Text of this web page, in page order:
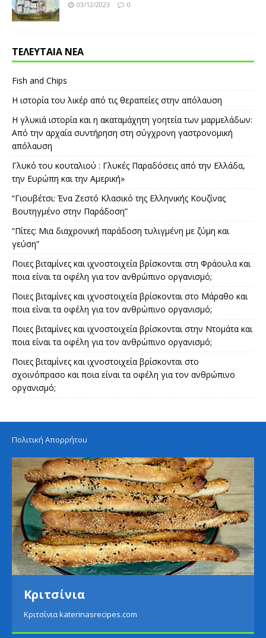
03/12/2023 0
ΤΕΛΕΥΤΑΙΑ ΝΕΑ
Fish and Chips
Η ιστορία του λικέρ από τις θεραπείες στην απόλαυση
Η γλυκιά ιστορία και η ακαταμάχητη γοητεία των μαρμελάδων:
Από την αρχαία συντήρηση στη σύγχρονη γαστρονομική
απόλαυση
Γλυκό του κουταλιού : Γλυκές Παραδόσεις από την Ελλάδα,
την Ευρώπη και την Αμερική»
“Γιουβέτσι: Ένα Ζεστό Κλασικό της Ελληνικής Κουζίνας
Βουτηγμένο στην Παράδοση”
“Πίτες: Μια διαχρονική παράδοση τυλιγμένη με ζύμη και
γεύση”
Ποιες βιταμίνες και ιχνοστοιχεία βρίσκονται στη Φράουλα και
ποια είναι τα οφέλη για τον ανθρώπινο οργανισμό;
Ποιες βιταμίνες και ιχνοστοιχεία βρίσκονται στο Μάραθο και
ποια είναι τα οφέλη για τον ανθρώπινο οργανισμό;
Ποιες βιταμίνες και ιχνοστοιχεία βρίσκονται στην Ντομάτα και
ποια είναι τα οφέλη για τον ανθρώπινο οργανισμό;
Ποιες βιταμίνες και ιχνοστοιχεία βρίσκονται στο
σχοινόπρασο και ποια είναι τα οφέλη για τον ανθρώπινο
οργανισμό;
Πολιτική Απορρήτου
Πατάτες με σαλάτα αβοκάντο
Πατάτες με σαλάτα αβοκάντο katerinasrecipes.com